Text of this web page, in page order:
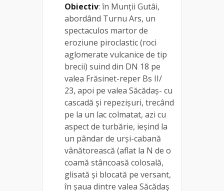
Obiectiv: în Munții Gutâi,
abordând Turnu Ars, un
spectaculos martor de
eroziune piroclastic (roci
aglomerate vulcanice de tip
brecii) suind din DN 18 pe
valea Frăsinet-reper Bs II/
23, apoi pe valea Săcădaș- cu
cascadă și repezișuri, trecând
pe la un lac colmatat, azi cu
aspect de turbărie, ieșind la
un pândar de urși-cabană
vânătorească (aflat la N de o
coamă stâncoasă colosală,
glisată și blocată pe versant,
în șaua dintre valea Săcădaș